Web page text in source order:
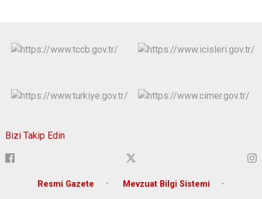
Bizi Takip Edin
Resmi Gazete Mevzuat Bilgi Sistemi